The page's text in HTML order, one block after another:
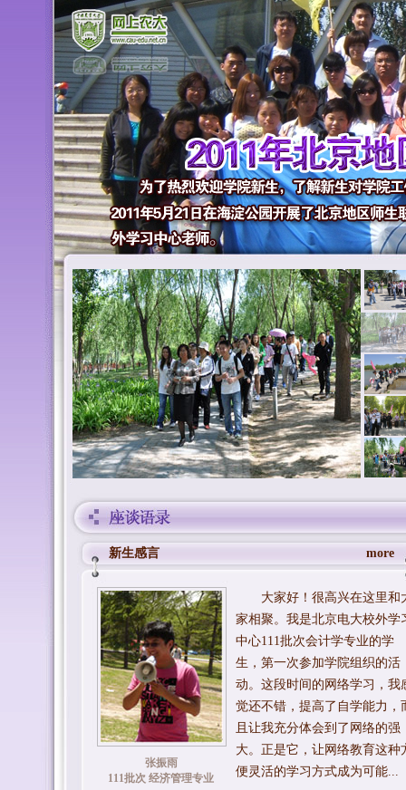
新生感言 more
张振雨
111批次 经济管理专业
大家好！很高兴在这里和
家相聚。我是北京电大校外学
中心111批次会计学专业的学
生，第一次参加学院组织的活
动。这段时间的网络学习，我
觉还不错，提高了自学能力，
且让我充分体会到了网络的强
大。正是它，让网络教育这种
便灵活的学习方式成为可能...